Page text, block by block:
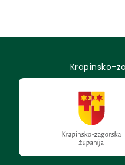
Krapinsko-